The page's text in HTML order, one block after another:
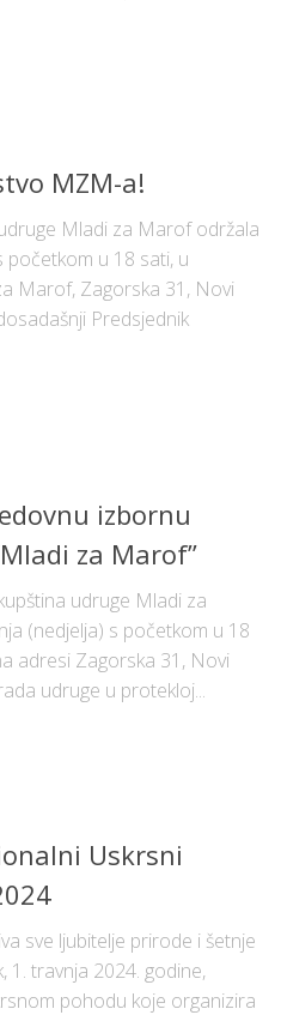
MZM-a!
Mladi za Marof održala
početkom u 18 sati, u
Marof, Zagorska 31, Novi
Predsjednik
izbornu
za Marof”
udruge Mladi za
(nedjelja) s početkom u 18
adresi Zagorska 31, Novi
udruge u protekloj...
Uskrsni
sve ljubitelje prirode i šetnje
1. travnja 2024. godine,
pohodu koje organizira